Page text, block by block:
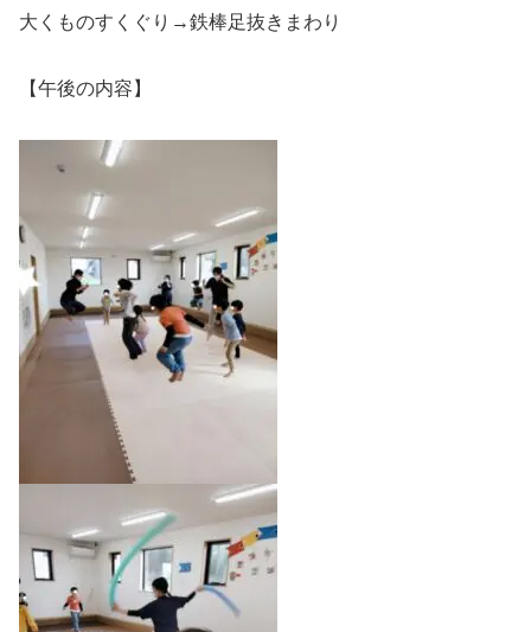
大くものすくぐり→鉄棒足抜きまわり
【午後の内容】